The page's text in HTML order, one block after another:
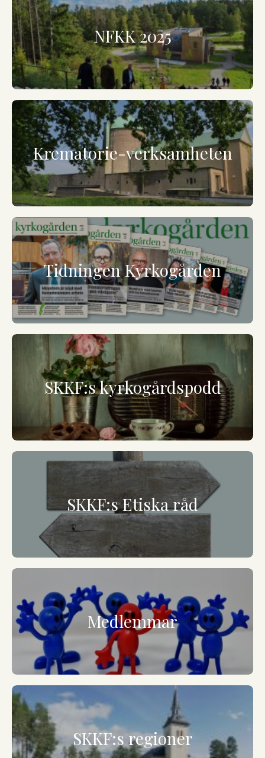
NFKK 2025
Krematorie-verksamheten
Tidningen Kyrkogården
SKKF:s kyrkogårdspodd
SKKF:s Etiska råd
Medlemmar
SKKF:s regioner